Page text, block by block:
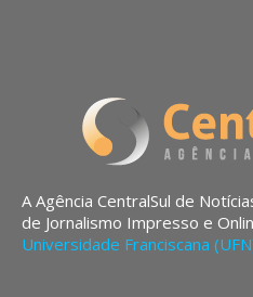
A Agência CentralSul de
de Jornalismo Impresso e
Universidade Franciscana